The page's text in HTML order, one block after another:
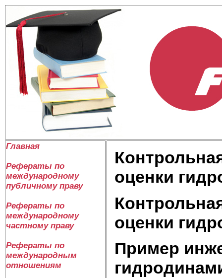
Главная
Рефераты по
международному
публичному праву
Рефераты по
международному
частному праву
Рефераты по
международным
отношениям
оценки
оценки
Пример